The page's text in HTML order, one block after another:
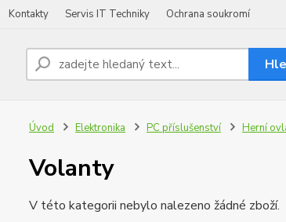
Kontakty Servis IT Techniky Ochrana soukromí
Úvod Elektronika PC příslušenství Herní
Volanty
V této kategorii nebylo nalezeno žádné zboží.